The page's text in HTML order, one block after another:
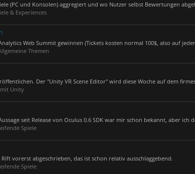
(PC und Konsolen) aggregiert und wo Nutzer selbst Bewertungen
& Experiences
Web Summit gewinnen (Tickets kosten normal 100$, also auf
Themen
Der "Unity VR Scene Editor" wird diese Woche auf dem
Unity
seit Release von Oculus 0.6 SDK war mir schon bekannt, aber ich
Spiele
vorerst abgeschrieben, das ist schon relativ ausschlaggebend.
Spiele